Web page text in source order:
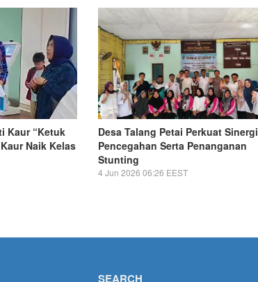
Kaur “Ketuk
Naik Kelas
Desa Talang Petai Perkuat Sinergi
Pencegahan Serta Penanganan
Stunting
4 Jun 2026 06:26 EEST
SEARCH